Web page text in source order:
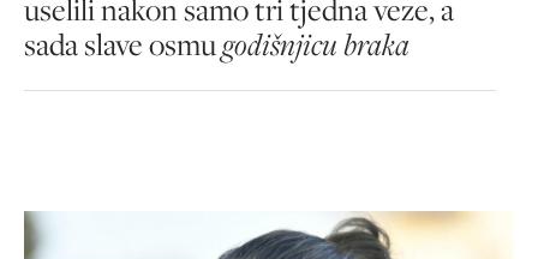
uselili nakon samo tri tjedna veze, a
sada slave osmugodišnjicu braka